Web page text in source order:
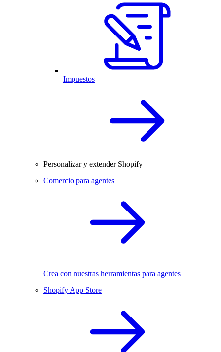
Impuestos
Personalizar y extender Shopify
Comercio para agentes
Crea con nuestras herramientas para agentes
Shopify App Store